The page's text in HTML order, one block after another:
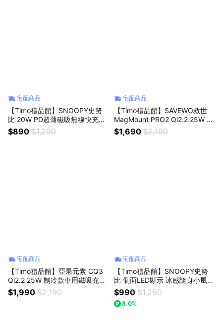
宅配商品
【Timo禮品館】SNOOPY史努
比 20W PD超薄磁吸無線快充行
動電源5000mAh
$890 $1,290
宅配商品
【Timo禮品館】SAVEWO救世
MagMount PRO2 Qi2.2 25W 競
冷車充(MM-W25Q)
$1,690 $2,190
宅配商品
【Timo禮品館】亞果元素 CQ3
Qi2.2 25W 制冷款車用磁吸充電
器
$1,990 $2,190
宅配商品
【Timo禮品館】SNOOPY史努
比 側面LED顯示 冰感隨身小風扇
(WSN-011)
$990 $1,290
8.0%